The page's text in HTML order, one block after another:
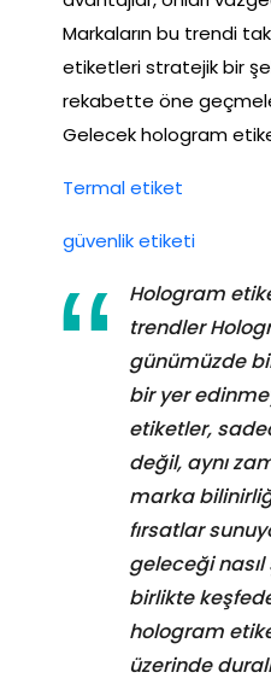
Markaların bu trendi
etiketleri stratejik bir
rekabette öne
Gelecek hologram
Termal etiket
güvenlik etiketi
Hologram
trendler
günümüzde
bir yer
etiketler,
değil, aynı
marka
fırsatlar
geleceği
birlikte
hologram
üzerinde